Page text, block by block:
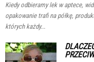
Kiedy odbieramy lek w aptece,
opakowanie trafi na półkę,
których każdy...